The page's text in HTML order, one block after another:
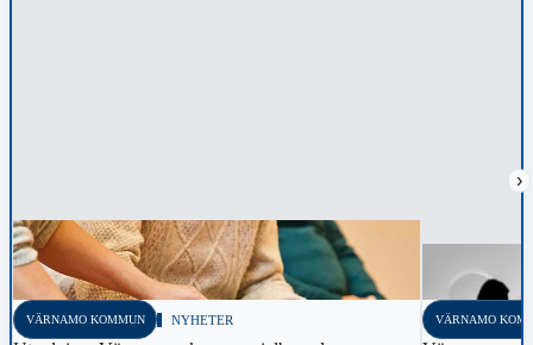
›
VÄRNAMO KOMMUN NYHETER VÄRNAMO